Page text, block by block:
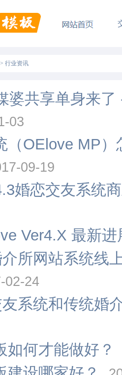
行业资讯
婆共享单身来
03
（OElove MP
09-19
婚恋交友系统
Ver4.X 最新
所网站系统线
02-24
系统和传统婚
如何才能做好？